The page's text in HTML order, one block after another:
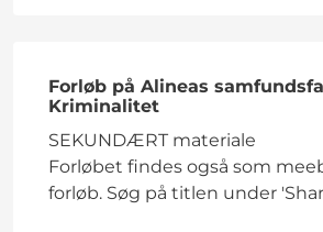
Forløb på Alineas
Kriminalitet
SEKUNDÆRT materiale
Forløbet findes også som
forløb. Søg på titlen under